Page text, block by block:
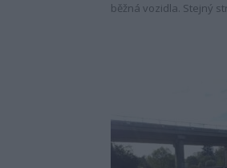
běžná vozidla. Stejný